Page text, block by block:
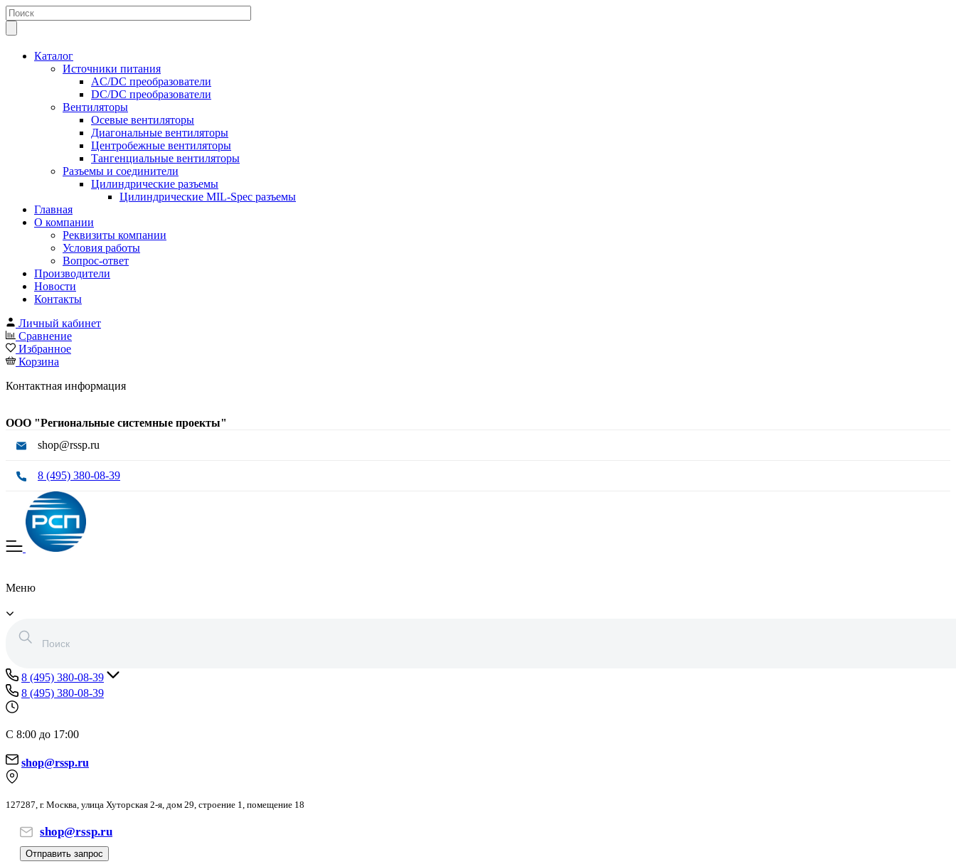
Каталог
Источники питания
AC/DC преобразователи
DC/DC преобразователи
Вентиляторы
Осевые вентиляторы
Диагональные вентиляторы
Центробежные вентиляторы
Тангенциальные вентиляторы
Разъемы и соединители
Цилиндрические разъемы
Цилиндрические MIL-Spec разъемы
Главная
О компании
Реквизиты компании
Условия работы
Вопрос-ответ
Производители
Новости
Контакты
Личный кабинет
Сравнение
Избранное
Корзина
Контактная информация
ООО "Региональные системные проекты"
shop@rssp.ru
8 (495) 380-08-39
Меню
8 (495) 380-08-39
8 (495) 380-08-39
С 8:00 до 17:00
shop@rssp.ru
127287, г. Москва, улица Хуторская 2-я, дом 29, строение 1, помещение 18
shop@rssp.ru
Отправить запрос